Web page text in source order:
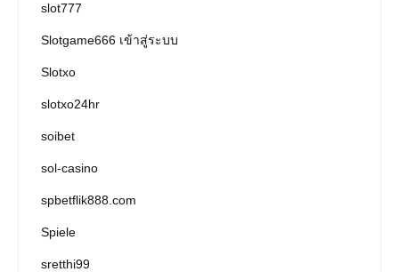
slot777
Slotgame666 เข้าสู่ระบบ
Slotxo
slotxo24hr
soibet
sol-casino
spbetflik888.com
Spiele
sretthi99